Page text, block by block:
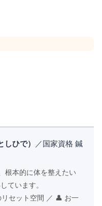
ひで）
／国家資格 鍼
根本的に体を整えたい
ています。
セット空間 ／ 👤 お一